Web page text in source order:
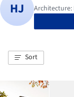
Sort